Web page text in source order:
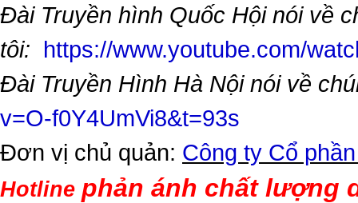
Đài Truyền hình Quốc Hội nói về
tôi: https://www.youtube.com/
Đài Truyền Hình Hà Nội nói về
v=O-f0Y4UmVi8&t=93s
Đơn vị chủ quản: Công ty Cổ
Hotline phản ánh chất lượng